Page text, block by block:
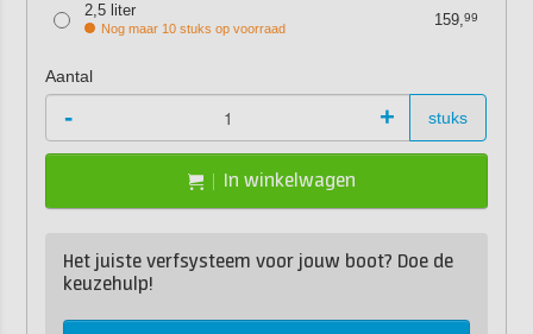
2,5 liter
Nog maar 10 stuks op voorraad 159,99
Aantal
- + stuks
In winkelwagen
Het juiste verfsysteem voor jouw boot? Doe de
keuzehulp!